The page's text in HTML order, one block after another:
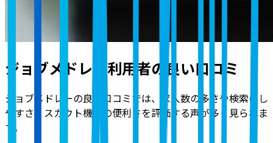
ジョブメドレー利用者の良い口コミ
ジョブメドレーの良い口コミでは、求人数の多さや検索のし
やすさ、スカウト機能の便利さを評価する声が多く見られま
す 。